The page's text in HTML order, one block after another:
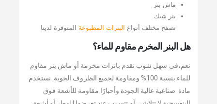
ماش بنر
بنر شبك
تصفح مختلف أنواع البنرات المطبوعة المتوفرة لدينا
هل البنر المخرم مقاوم للماء؟
نعم،في سهل شوب نقدم بانرات مخرمة أو ماش بنر مقاوم
للماء بنسبة 100% ومقاومة لجميع الظروف الجوية. نستخدم
مادة صناعية عالية الجودة وأحبارًا مقاومة للأشعة فوق